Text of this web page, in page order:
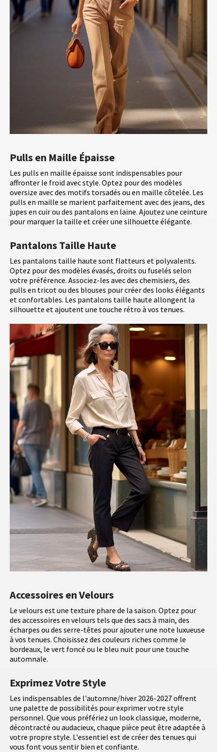
Pulls en Maille Épaisse
Les pulls en maille épaisse sont indispensables pour
affronter le froid avec style. Optez pour des modèles
oversize avec des motifs torsadés ou en maille côtelée. Les
pulls en maille se marient parfaitement avec des jeans, des
jupes en cuir ou des pantalons en laine. Ajoutez une ceinture
pour marquer la taille et créer une silhouette élégante.
Pantalons Taille Haute
Les pantalons taille haute sont flatteurs et polyvalents.
Optez pour des modèles évasés, droits ou fuselés selon
votre préférence. Associez-les avec des chemisiers, des
pulls en tricot ou des blouses pour créer des looks élégants
et confortables. Les pantalons taille haute allongent la
silhouette et ajoutent une touche rétro à vos tenues.
Accessoires en Velours
Le velours est une texture phare de la saison. Optez pour
des accessoires en velours tels que des sacs à main, des
écharpes ou des serre-têtes pour ajouter une note luxueuse
à vos tenues. Choisissez des couleurs riches comme le
bordeaux, le vert foncé ou le bleu nuit pour une touche
automnale.
Exprimez Votre Style
Les indispensables de l'automne/hiver 2026-2027 offrent
une palette de possibilités pour exprimer votre style
personnel. Que vous préfériez un look classique, moderne,
décontracté ou audacieux, chaque pièce peut être adaptée à
votre propre style. L'essentiel est de créer des tenues qui
vous font vous sentir bien et confiante.